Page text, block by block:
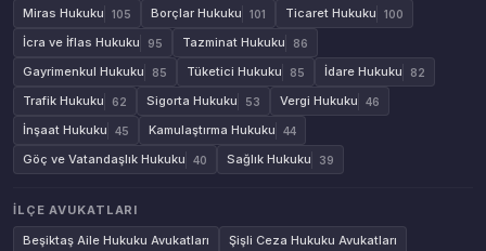
Miras Hukuku 105 Borçlar Hukuku 101 Ticaret Hukuku 100
İcra ve İflas Hukuku 95 Tazminat Hukuku 86
Gayrimenkul Hukuku 85 Tüketici Hukuku 85 İdare Hukuku 82
Trafik Hukuku 62 Sigorta Hukuku 53 Vergi Hukuku 46
İnşaat Hukuku 45 Kamulaştırma Hukuku 44
Göç ve Vatandaşlık Hukuku 40 Sağlık Hukuku 39
İLÇE AVUKATLARI
Beşiktaş Aile Hukuku Avukatları
Şişli Ceza Hukuku Avukatları